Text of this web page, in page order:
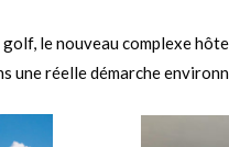
le nouveau complexe
une réelle démarche